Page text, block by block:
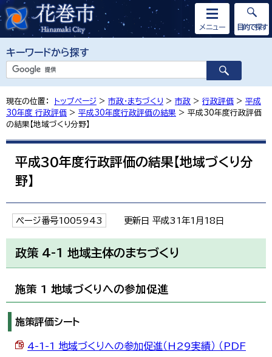
キーワードから探す
メニュー 目的で探す
現在の位置： トップページ > 市政・まちづくり > 市政 > 行政評価 > 平成
30年度 行政評価 > 平成30年度行政評価の結果 > 平成30年度行政評価
の結果【地域づくり分野】
平成30年度行政評価の結果【地域づくり分
野】
ページ番号1005943 更新日 平成31年1月18日
政策 4-1 地域主体のまちづくり
施策 1 地域づくりへの参加促進
施策評価シート
4-1-1 地域づくりへの参加促進（H29実績） （PDF